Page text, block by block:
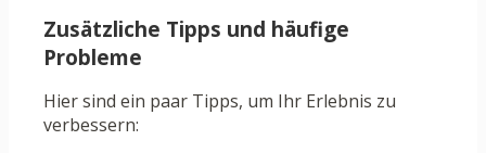
Zusätzliche Tipps und häufige
Probleme
Hier sind ein paar Tipps, um Ihr Erlebnis zu
verbessern: